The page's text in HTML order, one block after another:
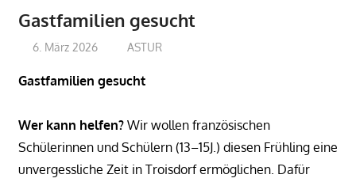
Gastfamilien gesucht
6. März 2026 treffpunkt
ASTUR
Gastfamilien gesucht
Wer kann helfen?Wir wollen französischen
Schülerinnen und Schülern (13–15J.) diesen Frühling eine
unvergessliche Zeit in Troisdorf ermöglichen. Dafür